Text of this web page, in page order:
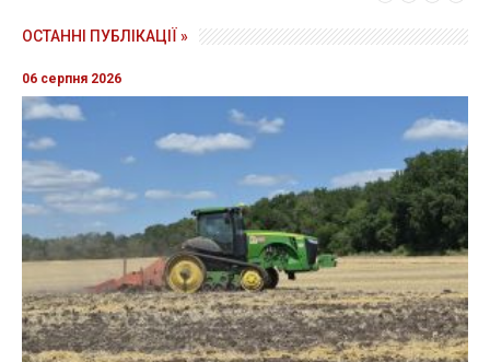
ОСТАННІ ПУБЛІКАЦІЇ »
06 серпня 2026